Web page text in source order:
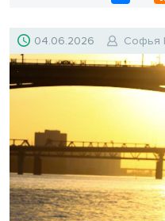
04.06.2026 Софья